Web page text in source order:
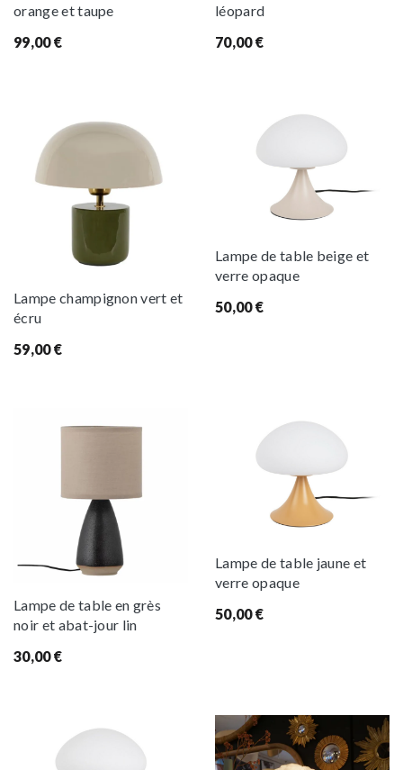
orange et taupe
99,00€
léopard
70,00€
Lampe champignon vert et
écru
59,00€
Lampe de table beige et
verre opaque
50,00€
Lampe de table en grès
noir et abat-jour lin
30,00€
Lampe de table jaune et
verre opaque
50,00€